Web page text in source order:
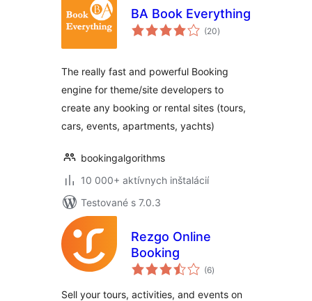
BA Book Everything
(20celkové
hodnotenie
)
The really fast and powerful Booking
engine for theme/site developers to
create any booking or rental sites (tours,
cars, events, apartments, yachts)
bookingalgorithms
10 000+ aktívnych inštalácií
Testované s 7.0.3
Rezgo Online
Booking
(6celkové
hodnotenie
)
Sell your tours, activities, and events on